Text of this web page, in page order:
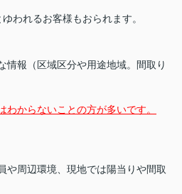
ゆわれるお客様もおられます。
情報（区域区分や用途地域。間取り
わからないことの方が多いです。
や周辺環境、現地では陽当りや間取